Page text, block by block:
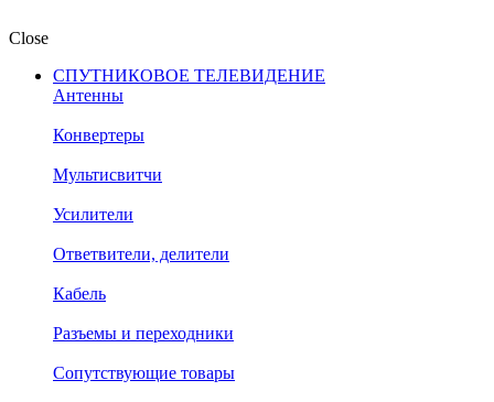
Close
СПУТНИКОВОЕ ТЕЛЕВИДЕНИЕ
Антенны
Конвертеры
Мультисвитчи
Усилители
Ответвители, делители
Кабель
Разъемы и переходники
Сопутствующие товары